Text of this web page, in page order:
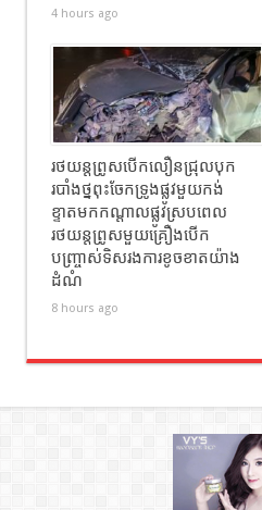
4 hours ago
រថយន្តព្រូសបើកលឿនជ្រុលបុក
របាំងថ្នពុះចែកទ្រូងផ្លូវមួយកង់
ខ្ទាតមកកណ្តាលផ្លូវស្របពេល
រថយន្តព្រូសមួយគ្រឿងបើក
បញ្ច្រាស់ទិសរងការខូចខាតយ៉ាង
ដំណំ
8 hours ago